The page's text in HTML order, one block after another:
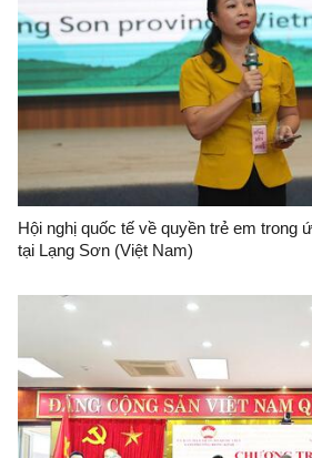
Hội nghị quốc tế về quyền trẻ em trong
tại Lạng Sơn (Việt Nam)